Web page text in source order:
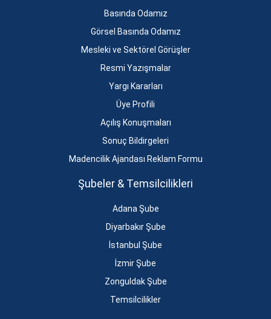
Basında Odamız
Görsel Basında Odamız
Mesleki ve Sektörel Görüşler
Resmi Yazışmalar
Yargı Kararları
Üye Profili
Açılış Konuşmaları
Sonuç Bildirgeleri
Madencilik Ajandası Reklam Formu
Şubeler & Temsilcilikleri
Adana Şube
Diyarbakır Şube
İstanbul Şube
İzmir Şube
Zonguldak Şube
Temsilcilikler